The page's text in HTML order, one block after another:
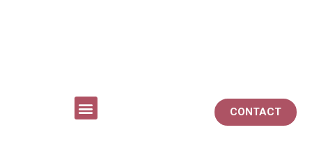
CONTACT